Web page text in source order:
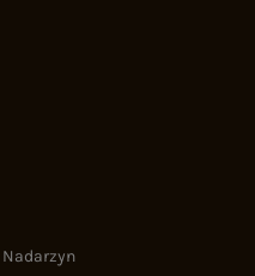
Nadarzyn